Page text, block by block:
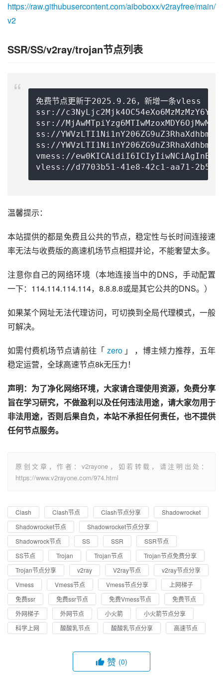
https://raw.githubusercontent.com/aiboboxx/v2rayfree/main/
v2
SSR/SS/v2ray/trojan节点列表
免费节点更新于2025.9.26，新增一条vless
ssr://
ssr://
ss://
ss://
vmess://
vless://d7703b51-41e8-42c1-aa71-
温馨提示：
本站提供的都是免费且公共的节点，稳定性与长时间连接速
率无法与收费版的高速机场节点相提并论，不能奢望太多。
注意你自己的网络环境（本地连接当中的DNS，手动配置
一下：114.114.114.114，8.8.8.8或是其它公共的DNS。）
如果某个网址无法代理访问，可切换到全局代理模式，一般
可解决。
如需付费机场节点请前往「 zero 」 ，博主倾力推荐，五年
稳定运营，全球高速节点8k无压力！
声明：为了净化网络环境，大家请合理使用资源，免费分享
旨在学习研究，不做盈利以及任何违法用途，请大家勿用于
非法用途，否则后果自负，本站不承担任何责任，也不提供
任何节点服务。
原创文章，作者：v2rayone，如若转载，请注明出处：
https://www.v2rayone.com/974.html
Clash Clash节点 Clash节点分享
Shadowrocket
Shadowrocket节点
Shadowrocket节点分享
Shadowrock节点
SS SSR
SSR节点
SS节点
Trojan Trojan节点
Trojan节点免费分享
Trojan节点分享
v2ray V2ray节点
v2ray节点分享
Vmess
Vmess节点 Vmess节点分享
上网梯子
免费ssr
免费ssr节点 免费Vmess节点
免费节点
外网梯子
外网节点 小火箭
小火箭节点分享
科学上网
酸酸乳节点 酸酸乳节点分享 高速节点
赞 (0)